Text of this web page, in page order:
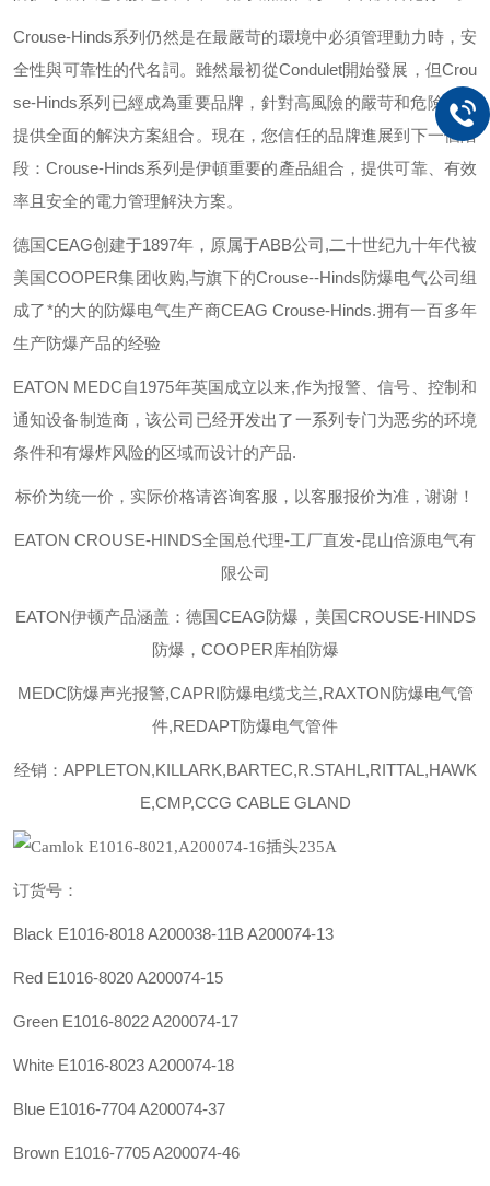
Crouse-Hinds系列仍然是在最嚴苛的環境中必須管理動力時，安
全性與可靠性的代名詞。雖然最初從Condulet開始發展，但Crou
se-Hinds系列已經成為重要品牌，針對高風險的嚴苛和危險環境
提供全面的解決方案組合。現在，您信任的品牌進展到下一個階
段：Crouse-Hinds系列是伊頓重要的產品組合，提供可靠、有效
率且安全的電力管理解決方案。
德国CEAG创建于1897年，原属于ABB公司,二十世纪九十年代被
美国COOPER集团收购,与旗下的Crouse--Hinds防爆电气公司组
成了*的大的防爆电气生产商CEAG Crouse-Hinds.拥有一百多年
生产防爆产品的经验
EATON MEDC自1975年英国成立以来,作为报警、信号、控制和
通知设备制造商，该公司已经开发出了一系列专门为恶劣的环境
条件和有爆炸风险的区域而设计的产品.
标价为统一价，实际价格请咨询客服，以客服报价为准，谢谢！
EATON CROUSE-HINDS全国总代理-工厂直发-昆山倍源电气有
限公司
EATON伊顿产品涵盖：德国CEAG防爆，美国CROUSE-HINDS
防爆，COOPER库柏防爆
MEDC防爆声光报警,CAPRI防爆电缆戈兰,RAXTON防爆电气管
件,REDAPT防爆电气管件
经销：APPLETON,KILLARK,BARTEC,R.STAHL,RITTAL,HAWK
E,CMP,CCG CABLE GLAND
订货号：
Black E1016-8018A200038-11B A200074-13
Red E1016-8020 A200074-15
Green E1016-8022 A200074-17
White E1016-8023 A200074-18
Blue E1016-7704 A200074-37
Brown E1016-7705 A200074-46